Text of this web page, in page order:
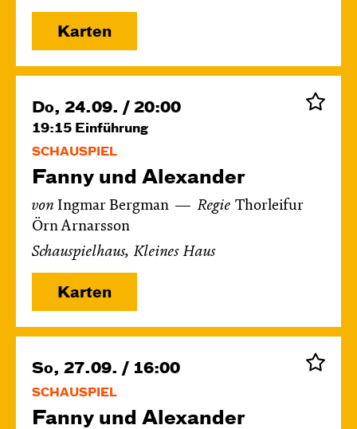
Karten
Do, 24.09. / 20:00
19:15 Einführung
SCHAUSPIEL
Fanny und Alexander
von Ingmar Bergman Regie Thorleifur
Örn Arnarsson
Schauspielhaus, Kleines Haus
Karten
So, 27.09. / 16:00
SCHAUSPIEL
Fanny und Alexander